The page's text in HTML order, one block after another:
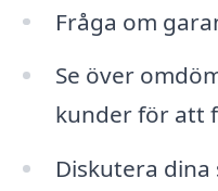
Fråga om
Se över
kunder för att
Diskutera dina